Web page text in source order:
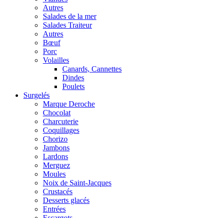
Autres
Salades de la mer
Salades Traiteur
Autres
Bœuf
Porc
Volailles
Canards, Cannettes
Dindes
Poulets
Surgelés
Marque Deroche
Chocolat
Charcuterie
Coquillages
Chorizo
Jambons
Lardons
Merguez
Moules
Noix de Saint-Jacques
Crustacés
Desserts glacés
Entrées